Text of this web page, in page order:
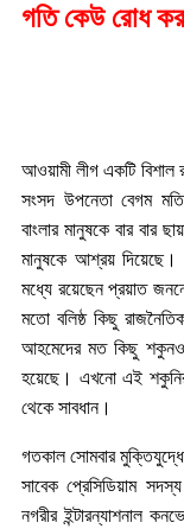
গতি কেউ রোধ
আওয়ামী লীগ একটি বিশাল
সংসদ উপনেতা বেগম
বাংলার মানুষকে বার বার
মানুষকে আশ্রয় দিয়েছে।
মধ্যে রয়েছেন প্রয়াত
মতো বলিষ্ঠ কিছু
আহমেদের মত কিছু শকুনও
হয়েছে। এখনো এই
থেকে সাবধান।
গতকাল সোমবার
সাবেক প্রেসিডিয়াম
নগরীর ইন্টারন্যাশনাল